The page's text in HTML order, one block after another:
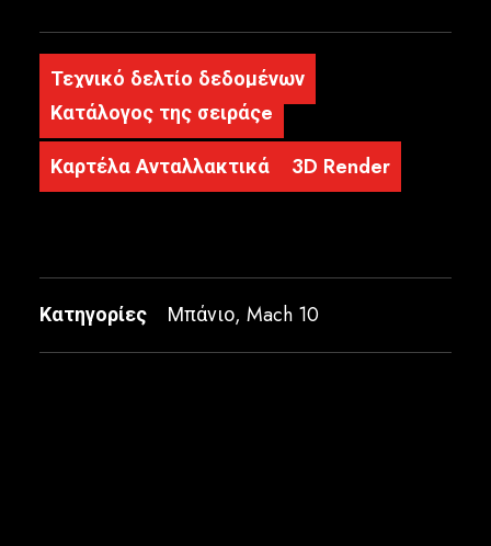
Τεχνικό δελτίο δεδομένων
Κατάλογος της σειράςe
Καρτέλα Ανταλλακτικά
3D Render
Κατηγορίες Μπάνιο, Mach 10